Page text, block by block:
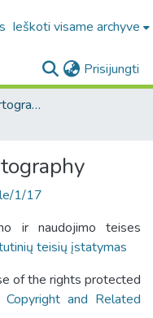
Ieškoti visame archyve
Prisijungti
4.4. Kartografija / Cartography
1/17
ir naudojimo teises
teisių įstatymas
of the rights protected
and Related